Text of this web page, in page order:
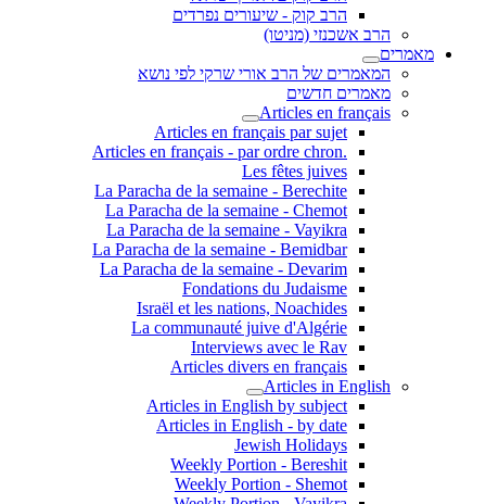
הרב קוק - שיעורים נפרדים
הרב אשכנזי (מניטו)
מאמרים
המאמרים של הרב אורי שרקי לפי נושא
מאמרים חדשים
Articles en français
Articles en français par sujet
.Articles en français - par ordre chron
Les fêtes juives
La Paracha de la semaine - Berechite
La Paracha de la semaine - Chemot
La Paracha de la semaine - Vayikra
La Paracha de la semaine - Bemidbar
La Paracha de la semaine - Devarim
Fondations du Judaisme
Israël et les nations, Noachides
La communauté juive d'Algérie
Interviews avec le Rav
Articles divers en français
Articles in English
Articles in English by subject
Articles in English - by date
Jewish Holidays
Weekly Portion - Bereshit
Weekly Portion - Shemot